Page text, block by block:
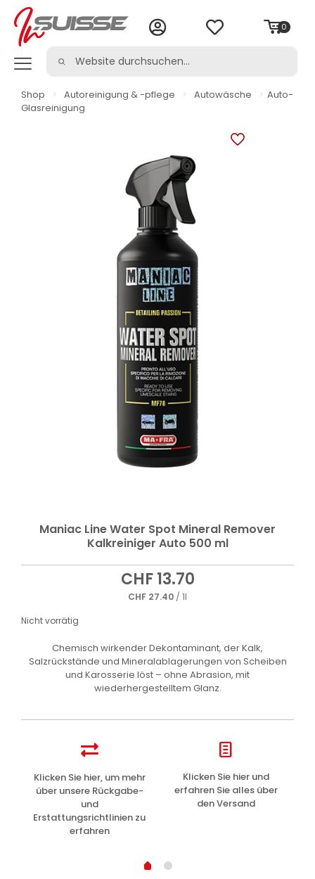
0
Shop > Autoreinigung & -pflege > Autowäsche > Auto-
Glasreinigung
Maniac Line Water Spot Mineral Remover
Kalkreiniger Auto 500 ml
CHF13.70
CHF 27.40 / 1l
Nicht vorrätig
Chemisch wirkender Dekontaminant, der Kalk,
Salzrückstände und Mineralablagerungen von Scheiben
und Karosserie löst – ohne Abrasion, mit
wiederhergestelltem Glanz.
Klicken Sie hier, um mehr
über unsere Rückgabe-
und
Erstattungsrichtlinien zu
erfahren
Klicken Sie hier und
erfahren Sie alles über
den Versand